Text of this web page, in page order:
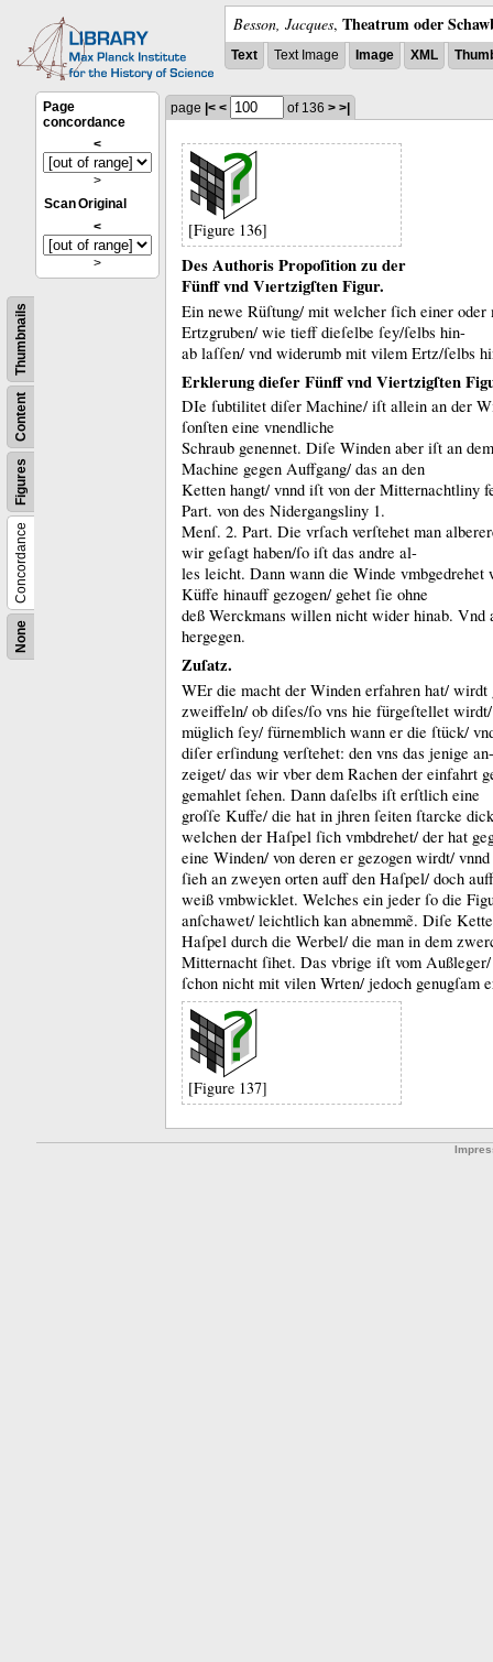
Besson, Jacques, Theatrum oder
Text Text Image Image XML
None
Concordance
Figures
Content
Thumbnails
Page
concordance
<
>
ScanOriginal
<
>
page |< < of 136 > >|
[Figure 136]
Des Authoris Propoſition zu der
Fünff vnd Vıertzigſten Figur.
Ein newe Rüſtung/ mit welcher ſich einer oder
Ertzgruben/ wie tieff dieſelbe ſey/ſelbs hin-
ab laſſen/ vnd widerumb mit vilem Ertz/ſelbs
Erklerung dieſer Fünff vnd Viertzigſten
DIe ſubtilitet diſer Machine/ iſt allein an der
ſonſten eine vnendliche
Schraub genennet. Diſe Winden aber iſt an
Machine gegen Auffgang/ das an den
Ketten hangt/ vnnd iſt von der Mitternachtliny
Part. von des Nidergangsliny 1.
Menſ. 2. Part. Die vrſach verſtehet man
wir geſagt haben/ſo iſt das andre al-
les leicht. Dann wann die Winde vmbgedrehet
Küffe hinauff gezogen/ gehet ſie ohne
deß Werckmans willen nicht wider hinab. Vnd
hergegen.
Zuſatz.
WEr die macht der Winden erfahren hat/
zweiffeln/ ob diſes/ſo vns hie fürgeſtellet wirdt/
müglich ſey/ fürnemblich wann er die ſtück/
diſer erſindung verſtehet: den vns das jenige an-
zeiget/ das wir vber dem Rachen der einfahrt
gemahlet ſehen. Dann daſelbs iſt erſtlich eine
groſſe Kuffe/ die hat in jhren ſeiten ſtarcke
welchen der Haſpel ſich vmbdrehet/ der hat
eine Winden/ von deren er gezogen wirdt/
ſieh an zweyen orten auff den Haſpel/ doch
weiß vmbwicklet. Welches ein jeder ſo die
anſchawet/ leichtlich kan abnemmẽ. Diſe
Haſpel durch die Werbel/ die man in dem
Mitternacht ſihet. Das vbrige iſt vom
ſchon nicht mit vilen Wrten/ jedoch genugſam
[Figure 137]